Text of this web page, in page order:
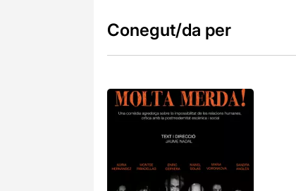
Conegut/da per